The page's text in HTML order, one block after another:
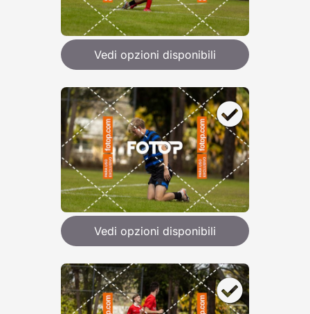
Vedi opzioni disponibili
Vedi opzioni disponibili